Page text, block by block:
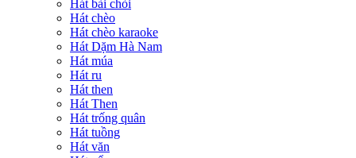
Hát bài chòi
Hát chèo
Hát chèo karaoke
Hát Dặm Hà Nam
Hát múa
Hát ru
Hát then
Hát Then
Hát trống quân
Hát tuồng
Hát văn